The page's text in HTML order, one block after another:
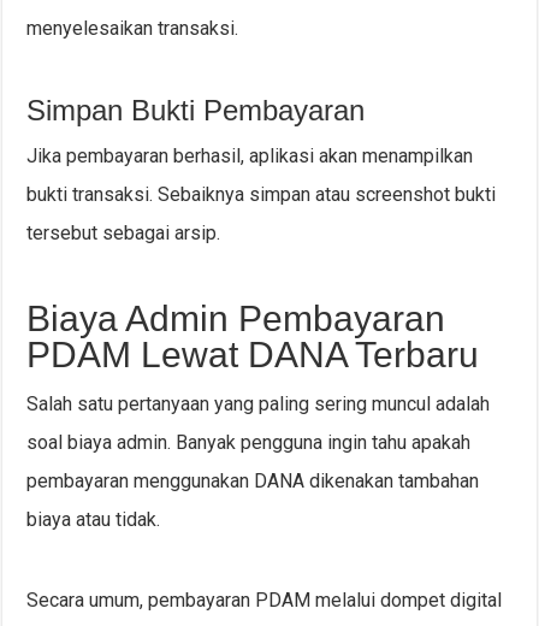
menyelesaikan transaksi.
Simpan Bukti Pembayaran
Jika pembayaran berhasil, aplikasi akan menampilkan
bukti transaksi. Sebaiknya simpan atau screenshot bukti
tersebut sebagai arsip.
Biaya Admin Pembayaran
PDAM Lewat DANA Terbaru
Salah satu pertanyaan yang paling sering muncul adalah
soal biaya admin. Banyak pengguna ingin tahu apakah
pembayaran menggunakan DANA dikenakan tambahan
biaya atau tidak.
Secara umum, pembayaran PDAM melalui dompet digital